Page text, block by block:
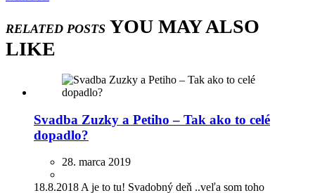
RELATED POSTS YOU MAY ALSO
LIKE
Svadba Zuzky a Petiho – Tak ako to celé
dopadlo?
28. marca 2019
18.8.2018 A je to tu! Svadobný deň ..veľa som toho